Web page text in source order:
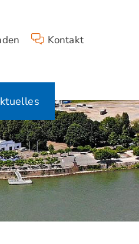
Kontakt